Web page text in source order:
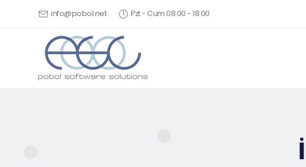
info@pobol.net Pzt - Cum 08:00 - 18:00